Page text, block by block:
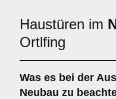
Haustüren im
Ortlfing
Was es bei der
Neubau zu